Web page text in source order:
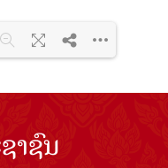
...
າຊົນ